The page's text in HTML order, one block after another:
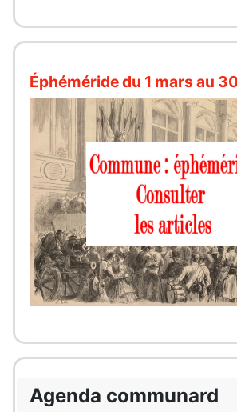
Éphéméride du 1 mars au
Agenda communard